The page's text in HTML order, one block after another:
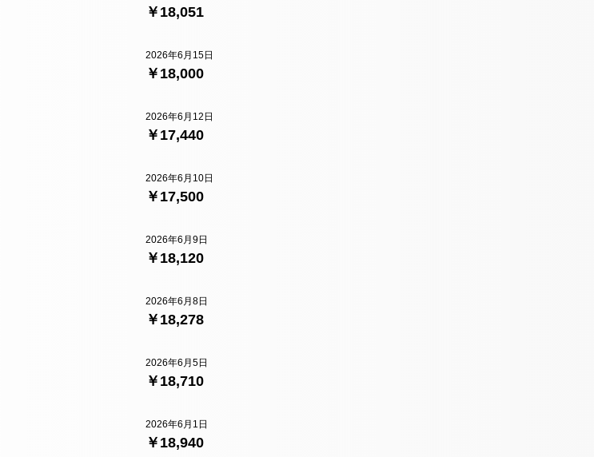
￥18,051
￥18,000
2026年6月15日
￥17,440
2026年6月12日
￥17,500
2026年6月10日
￥18,120
2026年6月9日
￥18,278
2026年6月8日
￥18,710
2026年6月5日
￥18,940
2026年6月1日